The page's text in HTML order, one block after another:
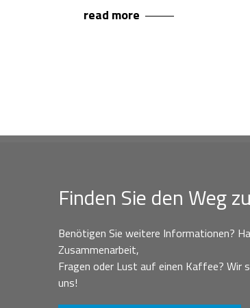
read more
Finden Sie den Weg
Benötigen Sie weitere Informationen?
Zusammenarbeit,
Fragen oder Lust auf einen Kaffee? Wir
uns!